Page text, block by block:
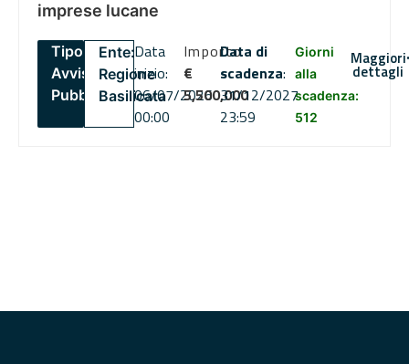
imprese lucane
Tipo:
Avviso
Pubblico
Ente:
Regione
Basilicata
Data
inizio:
06/07/2026
00:00
Importo
€
5,500,000
Data di
scadenza:
31/12/2027
23:59
Giorni
alla
scadenza:
512
Maggiori
dettagli